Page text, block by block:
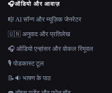
🎧ऑडियो और आवाज़
🎼 AI सॉन्ग और म्यूज़िक जेनरेटर
🇺🇳 अनुवाद और प्रतिलेख
🎧 ऑडियो एन्हांसर और वोकल रिमूवल
🎙️ पोडकास्ट टूल
📝🔉 भाषण के पाठ